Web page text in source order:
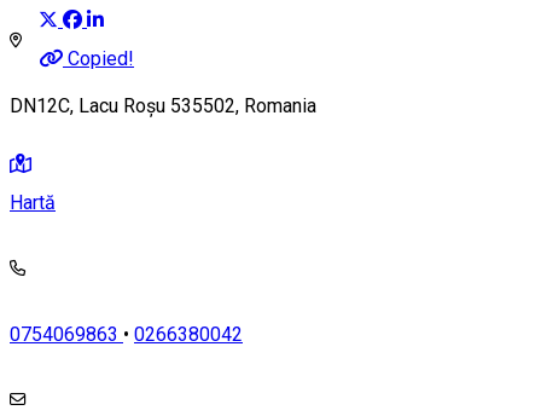
Copied!
DN12C, Lacu Roșu 535502, Romania
Hartă
0754069863 • 0266380042